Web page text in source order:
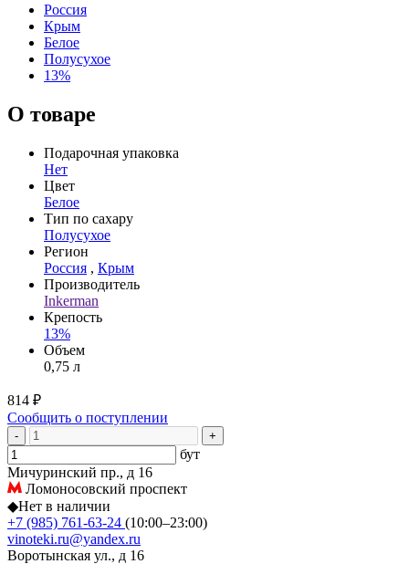
Россия
Крым
Белое
Полусухое
13%
О товаре
Подарочная упаковка
Нет
Цвет
Белое
Тип по сахару
Полусухое
Регион
Россия , Крым
Производитель
Inkerman
Крепость
13%
Объем
0,75 л
814 ₽
Сообщить о поступлении
- +
бут
Мичуринский пр., д 16
Ломоносовский проспект
◆Нет в наличии
+7 (985) 761-63-24 (10:00–23:00)
vinoteki.ru@yandex.ru
Воротынская ул., д 16